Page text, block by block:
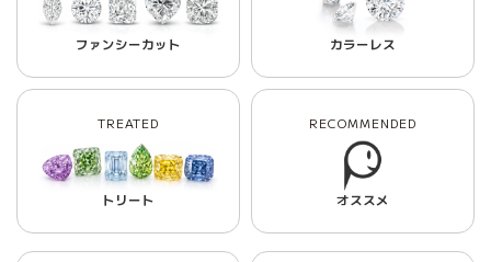
ファンシーカット カラーレス
TREATED
トリート
RECOMMENDED
オススメ